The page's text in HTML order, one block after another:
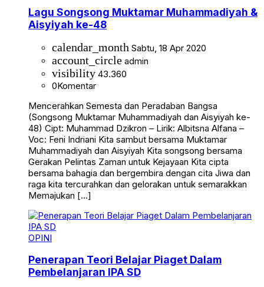
Lagu Songsong Muktamar Muhammadiyah &
Aisyiyah ke-48
calendar_month Sabtu, 18 Apr 2020
account_circle admin
visibility 43.360
0Komentar
Mencerahkan Semesta dan Peradaban Bangsa
(Songsong Muktamar Muhammadiyah dan Aisyiyah ke-
48) Cipt: Muhammad Dzikron – Lirik: Albitsna Alfana –
Voc: Feni Indriani Kita sambut bersama Muktamar
Muhammadiyah dan Aisyiyah Kita songsong bersama
Gerakan Pelintas Zaman untuk Kejayaan Kita cipta
bersama bahagia dan bergembira dengan cita Jiwa dan
raga kita tercurahkan dan gelorakan untuk semarakkan
Memajukan […]
OPINI
Penerapan Teori Belajar Piaget Dalam
Pembelanjaran IPA SD